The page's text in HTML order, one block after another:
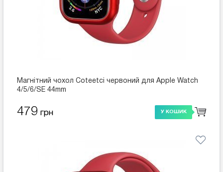
Магнітний чохол Coteetci червоний для Apple Watch
4/5/6/SE 44mm
479 грн У КОШИК